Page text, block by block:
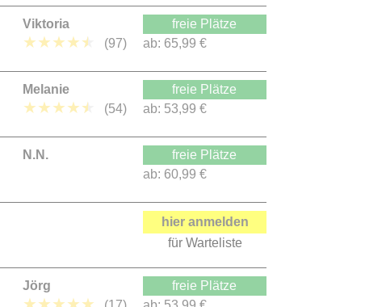
Viktoria
★★★★★ (97)
freie Plätze
ab: 65,99 €
Melanie
★★★★★ (54)
freie Plätze
ab: 53,99 €
N.N.
freie Plätze
ab: 60,99 €
hier anmelden
für Warteliste
Jörg
freie Plätze